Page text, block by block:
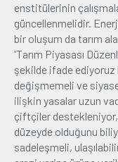
enstitülerinin
güncellenmelidir.
bir oluşum da tarım
'Tarım Piyasası
şekilde ifade ediyoruz
değişmemeli ve
ilişkin yasalar uzun
çiftçiler
düzeyde olduğunu
sadeleşmeli,